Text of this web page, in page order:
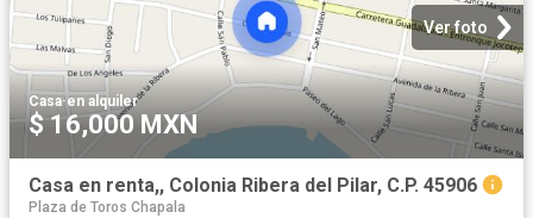
Ver foto
Casa·en alquiler
$ 16,000 MXN
Casa en renta,, Colonia Ribera del Pilar, C.P. 45906
Plaza de Toros Chapala